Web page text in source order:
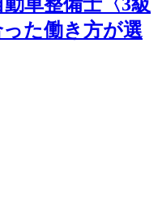
た働き方が選